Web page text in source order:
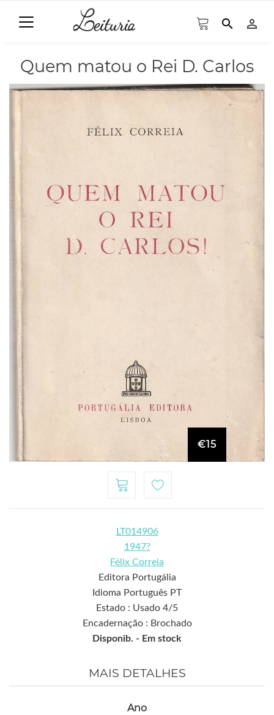
search person_outline
Quem matou o Rei D. Carlos
€15
LT014906
1947?
Félix Correia
Editora Portugália
Idioma Português PT
Estado : Usado 4/5
Encadernação : Brochado
Disponib. - Em stock
MAIS DETALHES
Ano